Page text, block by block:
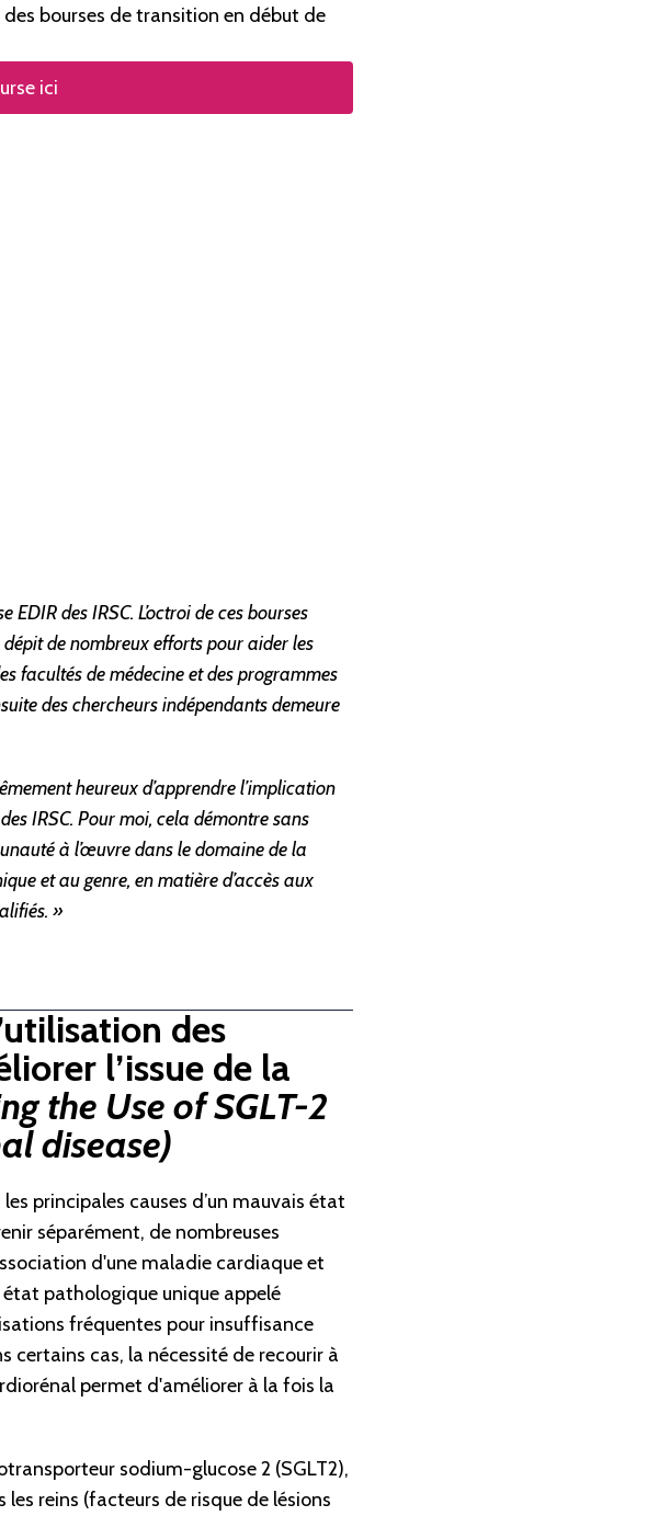
bourses de transition en début de
ici
des IRSC. L’octroi de ces bourses
dépit de nombreux efforts pour aider les
facultés de médecine et des programmes
des chercheurs indépendants demeure
heureux d’apprendre l’implication
IRSC. Pour moi, cela démontre sans
à l’œuvre dans le domaine de la
et au genre, en matière d’accès aux
»
des
l’issue de la
the Use of SGLT-2
disease)
principales causes d’un mauvais état
séparément, de nombreuses
d'une maladie cardiaque et
pathologique unique appelé
fréquentes pour insuffisance
cas, la nécessité de recourir à
permet d'améliorer à la fois la
sodium-glucose 2 (SGLT2),
reins (facteurs de risque de lésions